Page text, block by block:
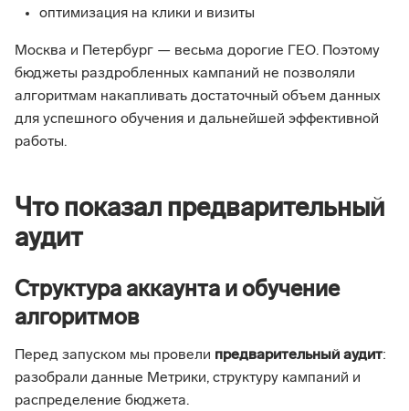
оптимизация на клики и визиты
Москва и Петербург — весьма дорогие ГЕО. Поэтому
бюджеты раздробленных кампаний не позволяли
алгоритмам накапливать достаточный объем данных
для успешного обучения и дальнейшей эффективной
работы.
Что показал предварительный
аудит
Структура аккаунта и обучение
алгоритмов
Перед запуском мы провели предварительный аудит:
разобрали данные Метрики, структуру кампаний и
распределение бюджета.